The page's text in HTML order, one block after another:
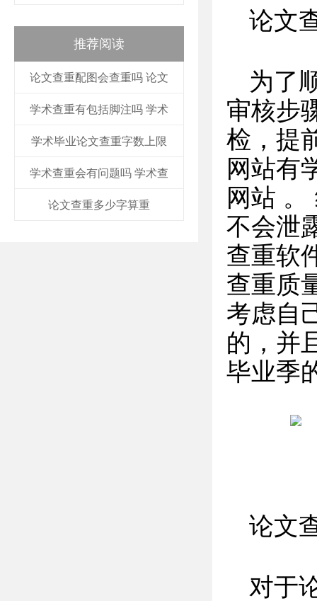
推荐阅读
论文查重配图会查重吗 论文
学术查重有包括脚注吗 学术
学术毕业论文查重字数上限
学术查重会有问题吗 学术查
论文查重多少字算重
论文
为了
审核步
检，提
网站有
网站
不会泄
查重软
查重质
考虑自
的，并
毕业季
论文
对于